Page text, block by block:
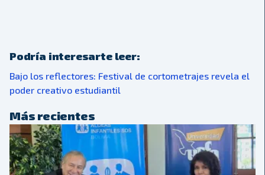
Podría interesarte leer:
Bajo los reflectores: Festival de cortometrajes revela el
poder creativo estudiantil
Más recientes